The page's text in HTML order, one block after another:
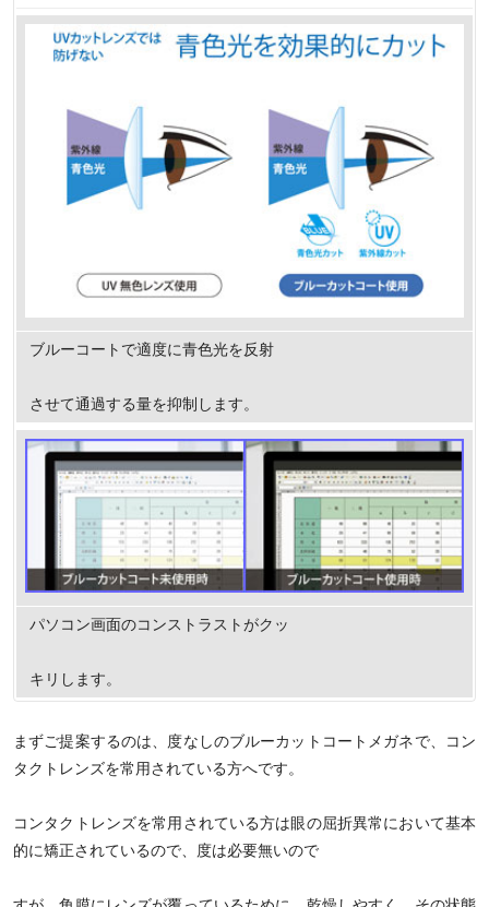
ブルーコートで適度に青色光を反射
させて通過する量を抑制します。
パソコン画面のコンストラストがクッ
キリします。
まずご提案するのは、度なしのブルーカットコートメガネで、コン
タクトレンズを常用されている方へです。
コンタクトレンズを常用されている方は眼の屈折異常において基本
的に矯正されているので、度は必要無いので